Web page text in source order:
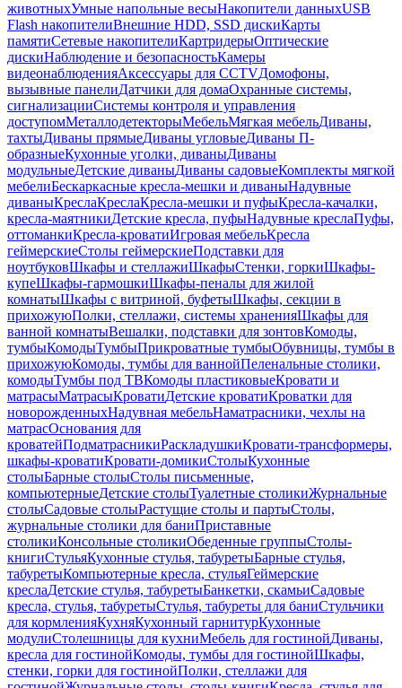
животныхУмные напольные весыНакопители данныхUSB
Flash накопителиВнешние HDD, SSD дискиКарты
памятиСетевые накопителиКартридерыОптические
дискиНаблюдение и безопасностьКамеры
видеонаблюденияАксессуары для CCTVДомофоны,
вызывные панелиДатчики для домаОхранные системы,
сигнализацииСистемы контроля и управления
доступомМеталлодетекторыМебельМягкая мебельДиваны,
тахтыДиваны прямыеДиваны угловыеДиваны П-
образныеКухонные уголки, диваныДиваны
модульныеДетские диваныДиваны садовыеКомплекты мягкой
мебелиБескаркасные кресла-мешки и диваныНадувные
диваныКреслаКреслаКресла-мешки и пуфыКресла-качалки,
кресла-маятникиДетские кресла, пуфыНадувные креслаПуфы,
оттоманкиКресла-кроватиИгровая мебельКресла
геймерскиеСтолы геймерскиеПодставки для
ноутбуковШкафы и стеллажиШкафыСтенки, горкиШкафы-
купеШкафы-гармошкиШкафы-пеналы для жилой
комнатыШкафы с витриной, буфетыШкафы, секции в
прихожуюПолки, стеллажи, системы храненияШкафы для
ванной комнатыВешалки, подставки для зонтовКомоды,
тумбыКомодыТумбыПрикроватные тумбыОбувницы, тумбы в
прихожуюКомоды, тумбы для ваннойПеленальные столики,
комодыТумбы под ТВКомоды пластиковыеКровати и
матрасыМатрасыКроватиДетские кроватиКроватки для
новорожденныхНадувная мебельНаматрасники, чехлы на
матрасОснования для
кроватейПодматрасникиРаскладушкиКровати-трансформеры,
шкафы-кроватиКровати-домикиСтолыКухонные
столыБарные столыСтолы письменные,
компьютерныеДетские столыТуалетные столикиЖурнальные
столыСадовые столыРастущие столы и партыСтолы,
журнальные столики для баниПриставные
столикиКонсольные столикиОбеденные группыСтолы-
книгиСтульяКухонные стулья, табуретыБарные стулья,
табуретыКомпьютерные кресла, стульяГеймерские
креслаДетские стулья, табуретыБанкетки, скамьиСадовые
кресла, стулья, табуретыСтулья, табуреты для баниСтульчики
для кормленияКухняКухонный гарнитурКухонные
модулиСтолешницы для кухниМебель для гостинойДиваны,
кресла для гостинойКомоды, тумбы для гостинойШкафы,
стенки, горки для гостинойПолки, стеллажи для